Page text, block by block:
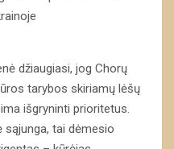
džiaugiasi, jog Chorų
tarybos skiriamų lėšų
išgryninti prioritetus.
sąjunga, tai dėmesio